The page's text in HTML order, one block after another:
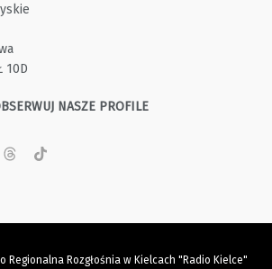
10D
NASZE PROFILE
Regionalna Rozgłośnia w Kielcach "Radio Kielce"